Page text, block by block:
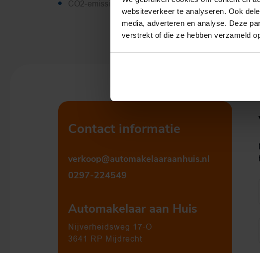
websiteverkeer te analyseren. Ook
media, adverteren en analyse. Deze
verstrekt of die ze hebben verzameld
CO2-emissie
44 g/km
Contact informatie
verkoop@automakelaaraanhuis.nl
0297-224549
Automakelaar aan Huis
Nijverheidsweg 17-O
3641 RP Mijdrecht